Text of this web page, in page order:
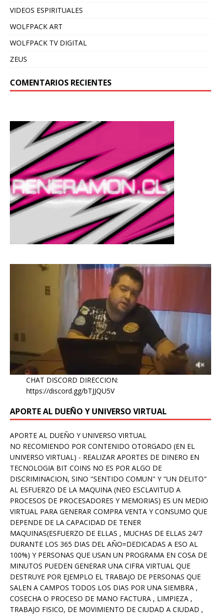
VIDEOS ESPIRITUALES
WOLFPACK ART
WOLFPACK TV DIGITAL
ZEUS
COMENTARIOS RECIENTES
CHAT DISCORD DIRECCION:
https://discord.gg/bTJJQU5V
APORTE AL DUEÑO Y UNIVERSO VIRTUAL
APORTE AL DUEÑO Y UNIVERSO VIRTUAL
NO RECOMIENDO POR CONTENIDO OTORGADO (EN EL
UNIVERSO VIRTUAL) - REALIZAR APORTES DE DINERO EN
TECNOLOGIA BIT COINS NO ES POR ALGO DE
DISCRIMINACION, SINO "SENTIDO COMUN" Y "UN DELITO"
AL ESFUERZO DE LA MAQUINA (NEO ESCLAVITUD A
PROCESOS DE PROCESADORES Y MEMORIAS) ES UN MEDIO
VIRTUAL PARA GENERAR COMPRA VENTA Y CONSUMO QUE
DEPENDE DE LA CAPACIDAD DE TENER
MAQUINAS(ESFUERZO DE ELLAS , MUCHAS DE ELLAS 24/7
DURANTE LOS 365 DIAS DEL AÑO=DEDICADAS A ESO AL
100%) Y PERSONAS QUE USAN UN PROGRAMA EN COSA DE
MINUTOS PUEDEN GENERAR UNA CIFRA VIRTUAL QUE
DESTRUYE POR EJEMPLO EL TRABAJO DE PERSONAS QUE
SALEN A CAMPOS TODOS LOS DIAS POR UNA SIEMBRA ,
COSECHA O PROCESO DE MANO FACTURA , LIMPIEZA ,
TRABAJO FISICO, DE MOVIMIENTO DE CIUDAD A CIUDAD ,